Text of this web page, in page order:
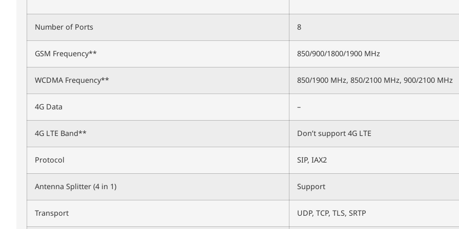
Number of Ports 8
GSM Frequency** 850/900/1800/1900 MHz
WCDMA Frequency** 850/1900 MHz, 850/2100 MHz, 900/2100 MHz
4G Data –
4G LTE Band** Don’t support 4G LTE
Protocol SIP, IAX2
Antenna Splitter (4 in 1) Support
Transport UDP, TCP, TLS, SRTP